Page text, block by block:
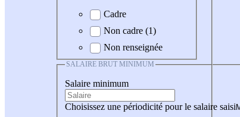
Cadre
Non cadre (1)
Non renseignée
SALAIRE BRUT MINIMUM
Salaire minimum
Choisissez une périodicité pour le salaire saisi